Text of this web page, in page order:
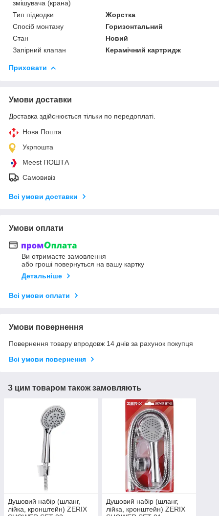
змішувача (крана)
Тип підводки
Жорстка
Спосіб монтажу
Горизонтальний
Стан
Новий
Запірний клапан
Керамічний картридж
Приховати
Умови доставки
Доставка здійснюється тільки по передоплаті.
Нова Пошта
Укрпошта
Meest ПОШТА
Самовивіз
Всі умови доставки
Умови оплати
Ви отримаєте замовлення
або гроші повернуться на вашу картку
Детальніше
Всі умови оплати
Умови повернення
Повернення товару впродовж 14 днів за рахунок покупця
Всі умови повернення
З цим товаром також замовляють
Душовий набір (шланг,
лійка, кронштейн) ZERIX
Душовий набір (шланг,
лійка, кронштейн) ZERIX